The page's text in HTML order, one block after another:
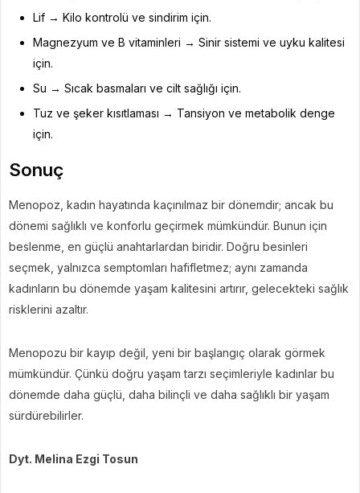
Lif → Kilo kontrolü ve sindirim için.
Magnezyum ve B vitaminleri → Sinir sistemi ve uyku kalitesi
için.
Su → Sıcak basmaları ve cilt sağlığı için.
Tuz ve şeker kısıtlaması → Tansiyon ve metabolik denge
için.
Sonuç
Menopoz, kadın hayatında kaçınılmaz bir dönemdir; ancak bu
dönemi sağlıklı ve konforlu geçirmek mümkündür. Bunun için
beslenme, en güçlü anahtarlardan biridir. Doğru besinleri
seçmek, yalnızca semptomları hafifletmez; aynı zamanda
kadınların bu dönemde yaşam kalitesini artırır, gelecekteki sağlık
risklerini azaltır.
Menopozu bir kayıp değil, yeni bir başlangıç olarak görmek
mümkündür. Çünkü doğru yaşam tarzı seçimleriyle kadınlar bu
dönemde daha güçlü, daha bilinçli ve daha sağlıklı bir yaşam
sürdürebilirler.
Dyt. Melina Ezgi Tosun